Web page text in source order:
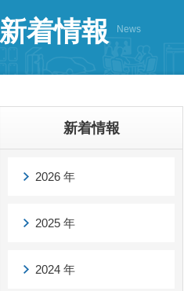
新着情報 News
新着情報
2026 年
2025 年
2024 年